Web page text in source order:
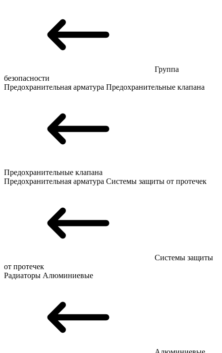
Группа
безопасности
Предохранительная арматура Предохранительные клапана
Предохранительные клапана
Предохранительная арматура Системы защиты от протечек
Системы защиты
от протечек
Радиаторы Алюминиевые